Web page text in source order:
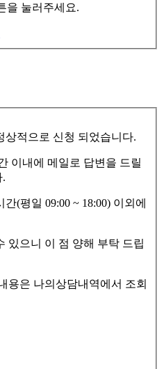
을 눌러주세요.
상적으로 신청 되었습니다.
이내에 메일로 답변을 드릴
.
(평일 09:00 ~ 18:00) 이외에
있으니 이 점 양해 부탁 드립
용은 나의상담내역에서 조회